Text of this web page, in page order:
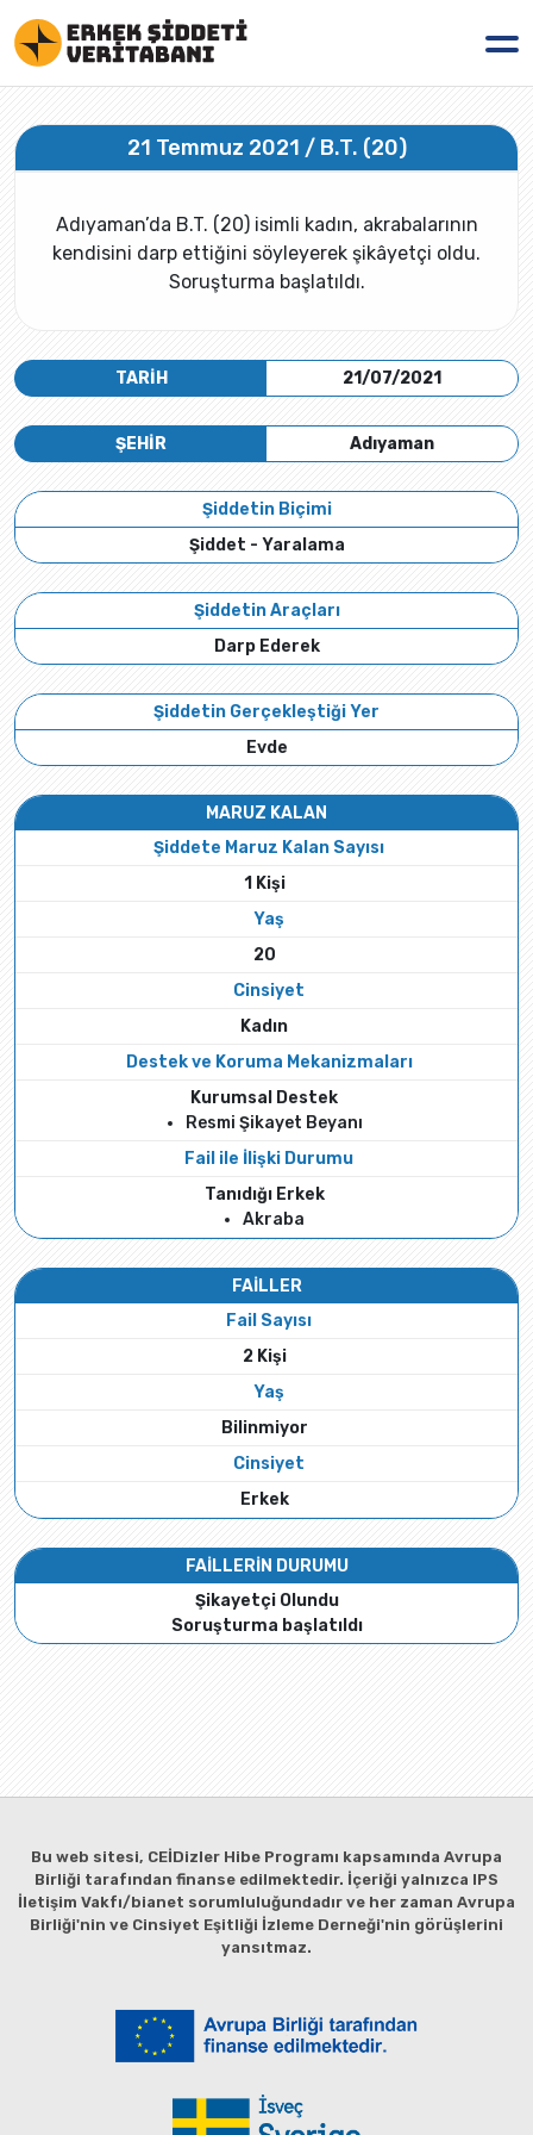
21 Temmuz 2021 / B.T. (20)
Adıyaman’da B.T. (20) isimli kadın, akrabalarının
kendisini darp ettiğini söyleyerek şikâyetçi oldu.
Soruşturma başlatıldı.
TARİH 21/07/2021
Adıyaman
ŞEHİR
Şiddetin Biçimi
Şiddet - Yaralama
Şiddetin Araçları
Darp Ederek
Şiddetin Gerçekleştiği Yer
Evde
MARUZ KALAN
Şiddete Maruz Kalan Sayısı
1 Kişi
Yaş
20
Cinsiyet
Kadın
Destek ve Koruma Mekanizmaları
Kurumsal Destek
Resmi Şikayet Beyanı
Fail ile İlişki Durumu
Tanıdığı Erkek
Akraba
FAİLLER
Fail Sayısı
2 Kişi
Yaş
Bilinmiyor
Cinsiyet
Erkek
FAİLLERİN DURUMU
Şikayetçi Olundu
Soruşturma başlatıldı
Bu web sitesi, CEİDizler Hibe Programı kapsamında Avrupa
Birliği tarafından finanse edilmektedir. İçeriği yalnızca IPS
İletişim Vakfı/bianet sorumluluğundadır ve her zaman Avrupa
Birliği'nin ve Cinsiyet Eşitliği İzleme Derneği'nin görüşlerini
yansıtmaz.